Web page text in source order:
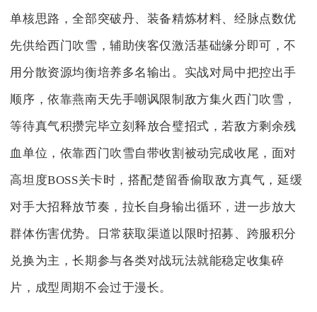
单核思路，全部突破丹、装备精炼材料、经脉点数优
先供给西门吹雪，辅助侠客仅激活基础缘分即可，不
用分散资源均衡培养多名输出。实战对局中把控出手
顺序，依靠燕南天先手嘲讽限制敌方集火西门吹雪，
等待真气积攒完毕立刻释放合璧招式，若敌方剩余残
血单位，依靠西门吹雪自带收割被动完成收尾，面对
高坦度BOSS关卡时，搭配楚留香偷取敌方真气，延缓
对手大招释放节奏，拉长自身输出循环，进一步放大
群体伤害优势。日常获取渠道以限时招募、跨服积分
兑换为主，长期参与各类对战玩法就能稳定收集碎
片，成型周期不会过于漫长。